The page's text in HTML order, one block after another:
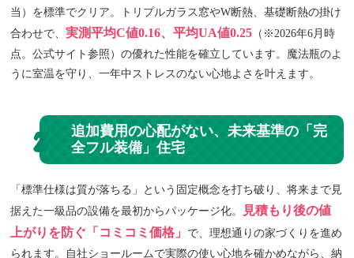
当）を標準でクリア。トリプルガラス窓やW断熱、基礎断熱の掛け
合わせで、実測平均C値0.16、平均UA値0.25 （※2026年6月時
点。公式サイト参照）の優れた性能を確立しています。魔法瓶のよ
うに室温を守り、一年中ストレスのない心地よさを叶えます。
2
追加費用の心配がない、未来基準の「完
全フル装備」住宅
「標準仕様は質が落ちる」という固定概念を打ち破り、将来まで見
据えた一級品の設備を最初からパッケージ化。
見積もり後の値
上がりを防ぐ「コミコミ価格」
で、理想通りの家づくりを進め
られます。自社ショールームで実際の使い心地を確かめながら、納